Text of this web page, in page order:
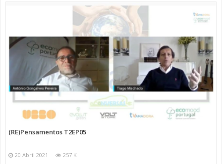
(RE)Pensamentos T2EP05
20 Abril 2021 257 K